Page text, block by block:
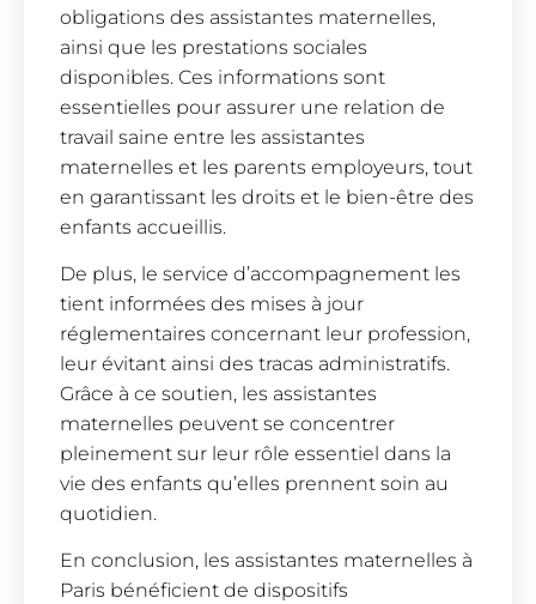
obligations des assistantes maternelles,
ainsi que les prestations sociales
disponibles. Ces informations sont
essentielles pour assurer une relation de
travail saine entre les assistantes
maternelles et les parents employeurs, tout
en garantissant les droits et le bien-être des
enfants accueillis.
De plus, le service d’accompagnement les
tient informées des mises à jour
réglementaires concernant leur profession,
leur évitant ainsi des tracas administratifs.
Grâce à ce soutien, les assistantes
maternelles peuvent se concentrer
pleinement sur leur rôle essentiel dans la
vie des enfants qu’elles prennent soin au
quotidien.
En conclusion, les assistantes maternelles à
Paris bénéficient de dispositifs